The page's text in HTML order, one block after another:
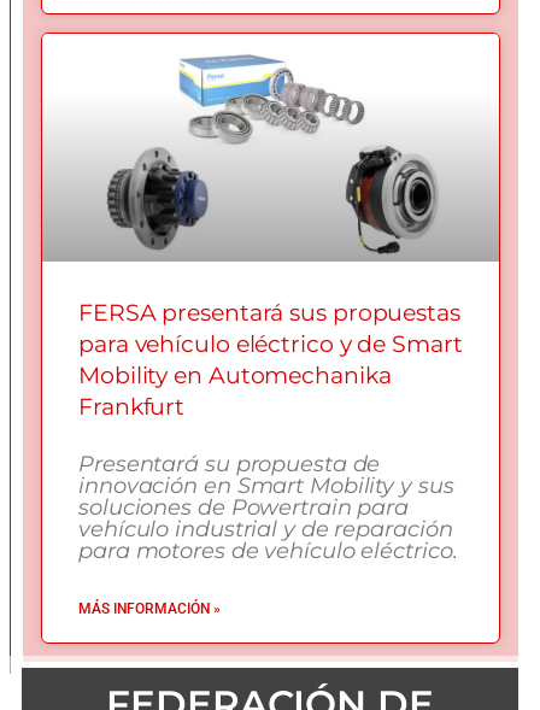
FERSA presentará sus propuestas
para vehículo eléctrico y de Smart
Mobility en Automechanika
Frankfurt
Presentará su propuesta de
innovación en Smart Mobility y sus
soluciones de Powertrain para
vehículo industrial y de reparación
para motores de vehículo eléctrico.
MÁS INFORMACIÓN »